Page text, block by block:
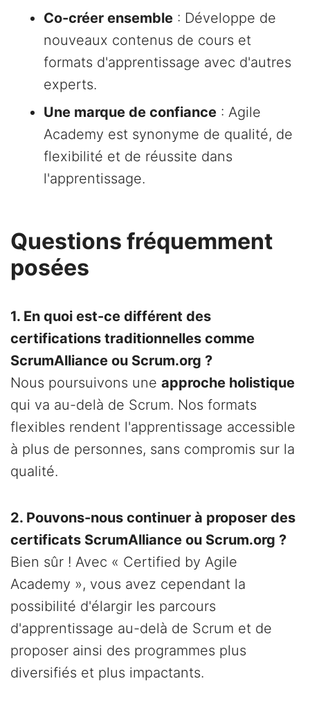
Co-créer ensemble : Développe de
nouveaux contenus de cours et
formats d'apprentissage avec d'autres
experts.
Une marque de confiance : Agile
Academy est synonyme de qualité, de
flexibilité et de réussite dans
l'apprentissage.
Questions fréquemment
posées
1. En quoi est-ce différent des
certifications traditionnelles comme
ScrumAlliance ou Scrum.org ?
Nous poursuivons une approche holistique
qui va au-delà de Scrum. Nos formats
flexibles rendent l'apprentissage accessible
à plus de personnes, sans compromis sur la
qualité.
2. Pouvons-nous continuer à proposer des
certificats ScrumAlliance ou Scrum.org ?
Bien sûr ! Avec « Certified by Agile
Academy », vous avez cependant la
possibilité d'élargir les parcours
d'apprentissage au-delà de Scrum et de
proposer ainsi des programmes plus
diversifiés et plus impactants.